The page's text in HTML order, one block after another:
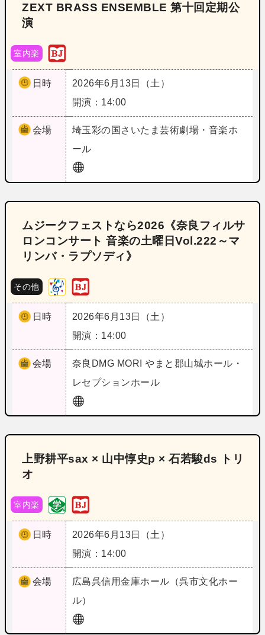
ZEXT BRASS ENSEMBLE 第十回定期公
演
室内楽
日時
2026年6月13日（土）
開演：14:00
会場 埼玉彩の国さいたま芸術劇場・音楽ホ
ール
ムジークフェストなら2026《奈良フィルサ
ロンコンサート 音楽の土曜日Vol.222～マ
リンバ・ラプソディ》
その他
日時
2026年6月13日（土）
開演：14:00
会場 奈良 DMG MORI やまと郡山城ホール・
レセプションホール
上野耕平sax × 山中惇史p × 石若駿ds トリ
オ
室内楽
日時
2026年6月13日（土）
開演：14:00
会場 広島呉信用金庫ホール（呉市文化ホー
ル）